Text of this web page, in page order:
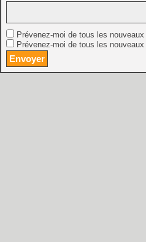
Prévenez-moi de tous les nouveaux
Prévenez-moi de tous les nouveaux